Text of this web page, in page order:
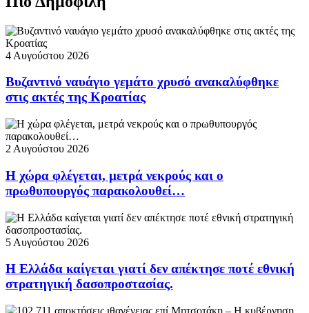
4 Αυγούστου 2026
Βυζαντινό ναυάγιο γεμάτο χρυσό ανακαλύφθηκε
στις ακτές της Κροατίας
2 Αυγούστου 2026
Η χώρα φλέγεται, μετρά νεκρούς και ο
πρωθυπουργός παρακολουθεί…
5 Αυγούστου 2026
Η Ελλάδα καίγεται γιατί δεν απέκτησε ποτέ εθνική
στρατηγική δασοπροστασίας.